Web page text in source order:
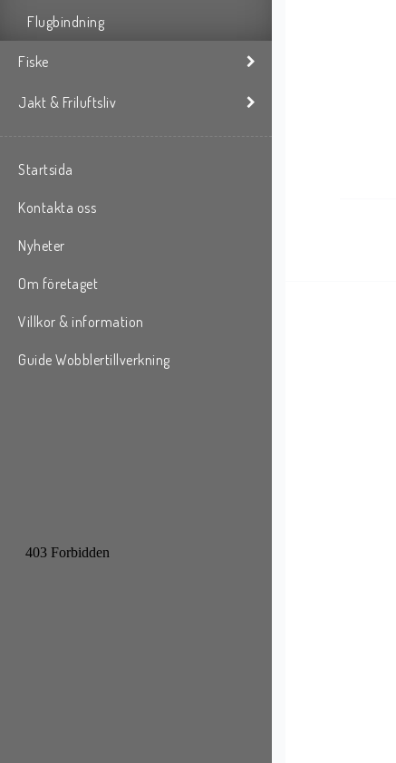
Flugbindning
Fiske
Jakt & Friluftsliv
Startsida
Kontakta oss
Nyheter
Om företaget
Villkor & information
Guide Wobblertillverkning